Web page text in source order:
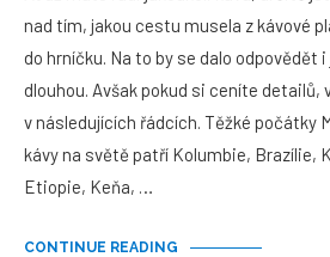
nad tím, jakou cestu musela z kávové
do hrníčku. Na to by se dalo odpovědět
dlouhou. Avšak pokud si ceníte detailů,
v následujících řádcích. Těžké počátky
kávy na světě patří Kolumbie, Brazílie,
Etiopie, Keňa, …
CONTINUE READING